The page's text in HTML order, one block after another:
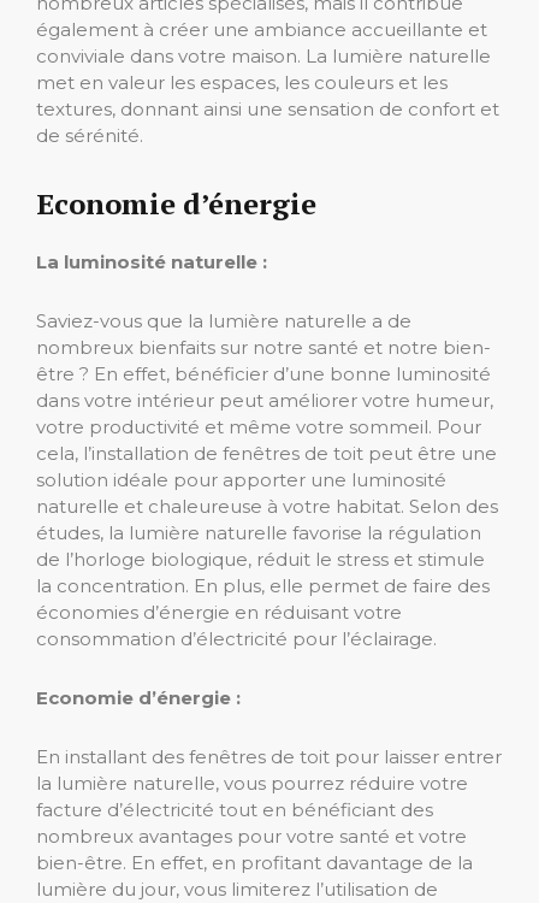
également à créer une ambiance accueillante et
conviviale dans votre maison. La lumière naturelle
met en valeur les espaces, les couleurs et les
textures, donnant ainsi une sensation de confort et
de sérénité.
Economie d’énergie
La luminosité naturelle :
Saviez-vous que la lumière naturelle a de
nombreux bienfaits sur notre santé et notre bien-
être ? En effet, bénéficier d’une bonne luminosité
dans votre intérieur peut améliorer votre humeur,
votre productivité et même votre sommeil. Pour
cela, l’installation de fenêtres de toit peut être une
solution idéale pour apporter une luminosité
naturelle et chaleureuse à votre habitat. Selon des
études, la lumière naturelle favorise la régulation
de l’horloge biologique, réduit le stress et stimule
la concentration. En plus, elle permet de faire des
économies d’énergie en réduisant votre
consommation d’électricité pour l’éclairage.
Economie d’énergie :
En installant des fenêtres de toit pour laisser entrer
la lumière naturelle, vous pourrez réduire votre
facture d’électricité tout en bénéficiant des
nombreux avantages pour votre santé et votre
bien-être. En effet, en profitant davantage de la
lumière du jour, vous limiterez l’utilisation de